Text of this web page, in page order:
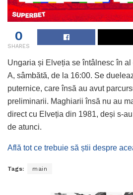
0
SHARES
Ungaria și Elveția se întâlnesc în
A, sâmbătă, de la 16:00. Se
puternice, care însă au avut
preliminarii. Maghiarii însă nu au
direct cu Elveția din 1981, deși s-
de atunci.
Află tot ce trebuie să știi despre
Tags: main